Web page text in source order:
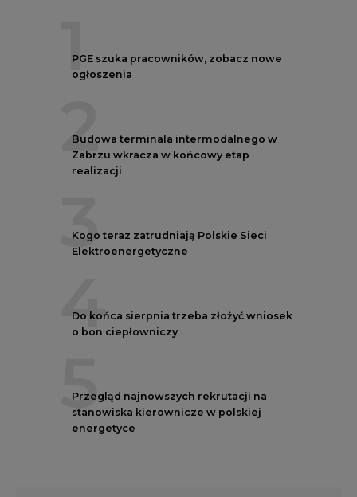
1
PGE szuka pracowników, zobacz nowe
ogłoszenia
2
Budowa terminala intermodalnego w
Zabrzu wkracza w końcowy etap
realizacji
3
Kogo teraz zatrudniają Polskie Sieci
Elektroenergetyczne
4
Do końca sierpnia trzeba złożyć wniosek
o bon ciepłowniczy
5
Przegląd najnowszych rekrutacji na
stanowiska kierownicze w polskiej
energetyce